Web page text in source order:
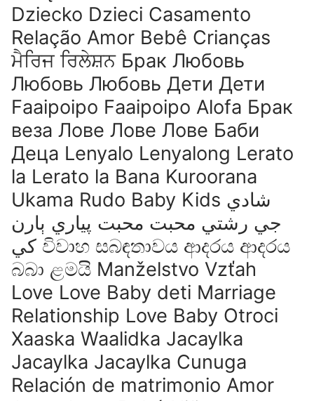
Dziecko Dzieci Casamento
Relação Amor Bebê Crianças
ਮੈਰਿਜ ਰਿਲੇਸ਼ਨ Брак Любовь
Любовь Любовь Дети Дети
Faaipoipo Faaipoipo Alofa Брак
веза Лове Лове Лове Баби
Деца Lenyalo Lenyalong Lerato
la Lerato la Bana Kuroorana
Ukama Rudo Baby Kids شادي
جي رشتي محبت محبت پياري ٻارن
کي විවාහ සබඳතාවය ආදරය ආදරය
බබා ළමයි Manželstvo Vzťah
Love Love Baby deti Marriage
Relationship Love Baby Otroci
Xaaska Waalidka Jacaylka
Jacaylka Jacaylka Cunuga
Relación de matrimonio Amor